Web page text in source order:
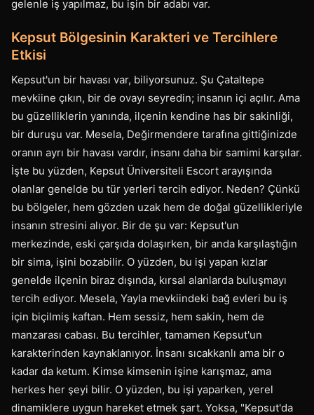
gelenle iş yapılmaz, bu işin bir adabı var.
Kepsut Bölgesinin Karakteri ve Tercihlere
Etkisi
Kepsut'un bir havası var, biliyorsunuz. Şu Çataltepe
mevkiine çıkın, bir de ovayı seyredin; insanın içi açılır. Ama
bu güzelliklerin yanında, ilçenin kendine has bir sakinliği,
bir duruşu var. Mesela, Değirmendere tarafına gittiğinizde
oranın ayrı bir havası vardır, insanı daha bir samimi karşılar.
İşte bu yüzden, Kepsut Üniversiteli Escort arayışında
olanlar genelde bu tür yerleri tercih ediyor. Neden? Çünkü
bu bölgeler, hem gözden uzak hem de doğal güzellikleriyle
insanın stresini alıyor. Bir de şu var: Kepsut'un
merkezinde, eski çarşıda dolaşırken, bir anda karşılaştığın
bir sima, işini bozabilir. O yüzden, bu işi yapan kızlar
genelde ilçenin biraz dışında, kırsal alanlarda buluşmayı
tercih ediyor. Mesela, Yayla mevkiindeki bağ evleri bu iş
için biçilmiş kaftan. Hem sessiz, hem sakin, hem de
manzarası cabası. Bu tercihler, tamamen Kepsut'un
karakterinden kaynaklanıyor. İnsanı sıcakkanlı ama bir o
kadar da ketum. Kimse kimsenin işine karışmaz, ama
herkes her şeyi bilir. O yüzden, bu işi yaparken, yerel
dinamiklere uygun hareket etmek şart. Yoksa, "Kepsut'da